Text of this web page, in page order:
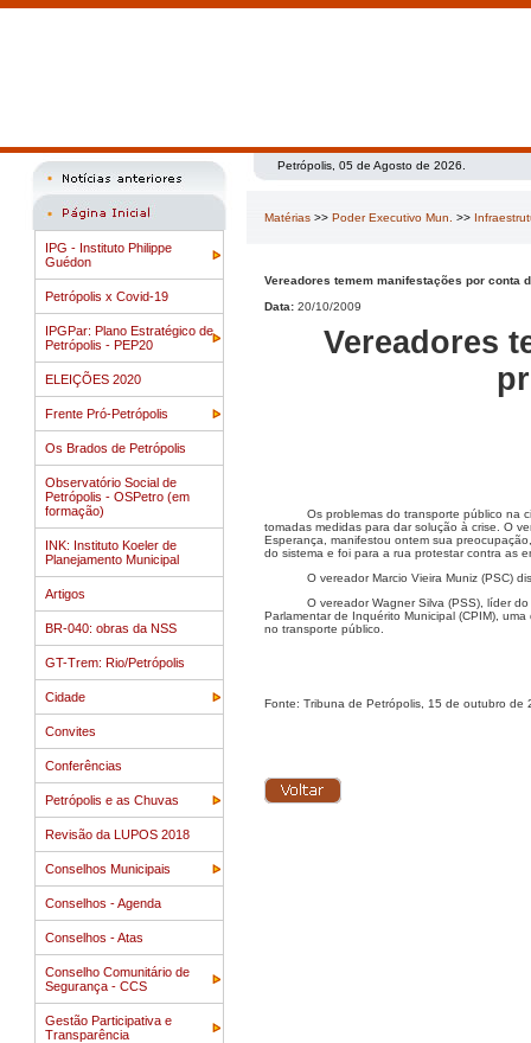
IPG - Instituto Philippe
Guédon
Petrópolis x Covid-19
IPGPar: Plano Estratégico de
Petrópolis - PEP20
ELEIÇÕES 2020
Frente Pró-Petrópolis
Os Brados de Petrópolis
Observatório Social de
Petrópolis - OSPetro (em
formação)
INK: Instituto Koeler de
Planejamento Municipal
Artigos
BR-040: obras da NSS
GT-Trem: Rio/Petrópolis
Cidade
Convites
Conferências
Petrópolis e as Chuvas
Revisão da LUPOS 2018
Conselhos Municipais
Conselhos - Agenda
Conselhos - Atas
Conselho Comunitário de
Segurança - CCS
Gestão Participativa e
Transparência
Petrópolis, 05 de Agosto de 2026.
Matérias >> Poder Executivo Mun. >>
Vereadores temem manifestações por conta
Data: 20/10/2009
Vereadores
Os problemas do transporte público na
tomadas medidas para dar solução à crise. O
Esperança, manifestou ontem sua
do sistema e foi para a rua protestar contra as
O vereador Marcio Vieira Muniz (PSC)
O vereador Wagner Silva (PSS), líder
Parlamentar de Inquérito Municipal (CPIM),
no transporte público.
Fonte: Tribuna de Petrópolis, 15 de outubro de